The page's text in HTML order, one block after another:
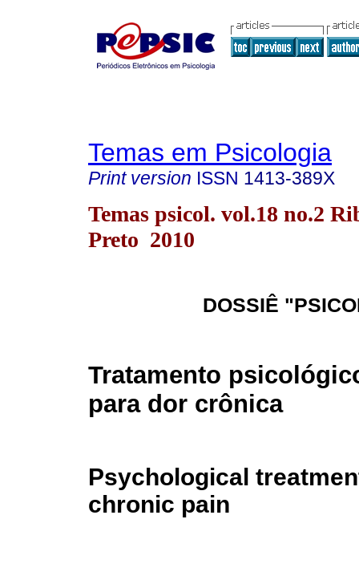
Temas em Psicologia
Print version ISSN 1413-389X
Temas psicol. vol.18 no.2
Preto 2010
DOSSIÊ
Tratamento
para dor crônica
Psychological
chronic pain